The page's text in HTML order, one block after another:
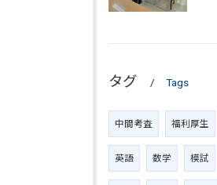
タグ Tags
中間考査 福利厚生
英語 数学 模試